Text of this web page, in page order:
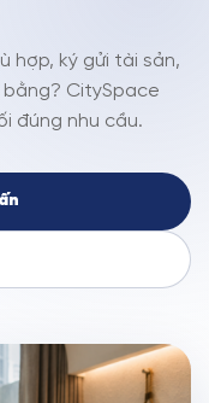
hợp, ký gửi tài sản,
CitySpace
đúng nhu cầu.